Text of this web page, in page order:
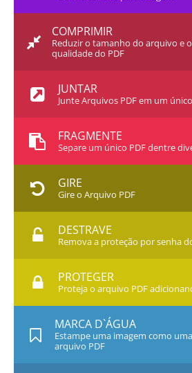
COMPRIMIR
Reduzir o tamanho do arquivo e
qualidade do PDF
JUNTAR
Junte Arquivos PDF em um
FRAGMENTE
Separe um único PDF dentre
GIRE
Gire o Arquivo PDF
DESTRAVE
Remova a proteção por senha
PROTEGER
Proteja o arquivo PDF
MARCA D`ÁGUA
Estampe uma imagem como
arquivo PDF